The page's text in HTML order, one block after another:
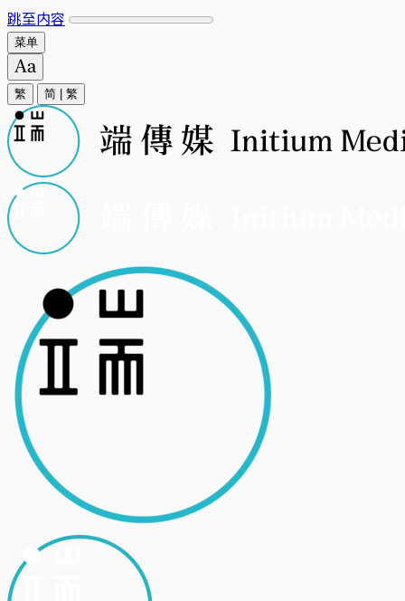
跳至内容
菜单
繁 简 繁